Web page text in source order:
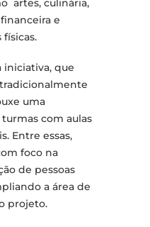
artes, culinária,
e
iniciativa, que
uma
com aulas
Entre essas,
foco na
de pessoas
a área de
projeto.